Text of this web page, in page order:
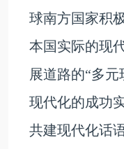
球南方国家积
本国实际的现
展道路的“多
现代化的成功
共建现代化话